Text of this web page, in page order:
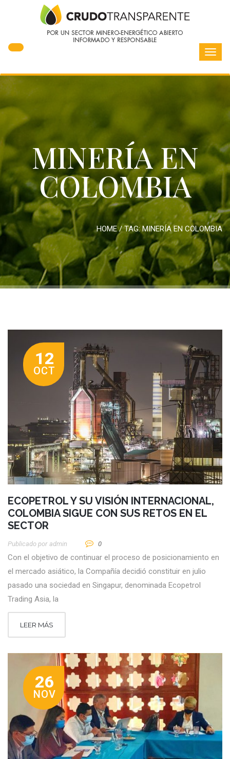
MINERÍA EN
COLOMBIA
HOME/ TAG: MINERÍA EN COLOMBIA
12
OCT
ECOPETROL Y SU VISIÓN INTERNACIONAL,
COLOMBIA SIGUE CON SUS RETOS EN EL
SECTOR
Publicado por Admin 0
Con el objetivo de continuar el proceso de posicionamiento en
el mercado asiático, la Compañía decidió constituir en julio
pasado una sociedad en Singapur, denominada Ecopetrol
Trading Asia, la
LEER MÁS
26
NOV